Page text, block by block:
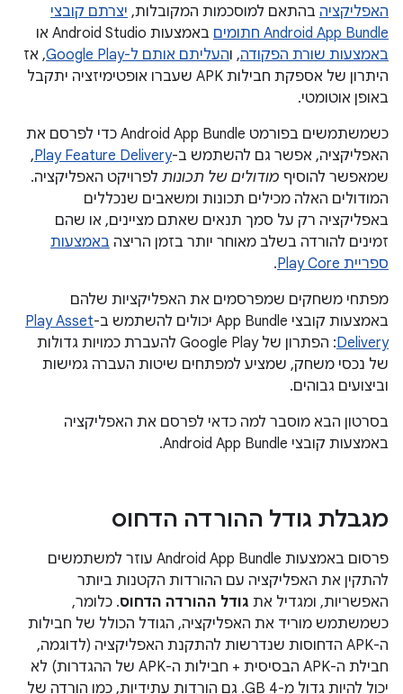
האפליקציה בהתאם למוסכמות המקובלות, יצרתם קובצי
Android App Bundle חתומים
באמצעות Android Studio או
באמצעות שורת הפקודה, והעליתם אותם ל-Google Play
, אז
היתרון של אספקת חבילות APK שעברו אופטימיזציה יתקבל
באופן אוטומטי.
כשמשתמשים בפורמט Android App Bundle כדי לפרסם את
האפליקציה, אפשר גם להשתמש ב-Play Feature Delivery
,
שמאפשר להוסיף מודולים של תכונות לפרויקט האפליקציה.
המודולים האלה מכילים תכונות ומשאבים שנכללים
באפליקציה רק על סמך תנאים שאתם מציינים, או שהם
זמינים להורדה בשלב מאוחר יותר בזמן הריצה באמצעות
ספריית Play Core
.
מפתחי משחקים שמפרסמים את האפליקציות שלהם
באמצעות קובצי App Bundle יכולים להשתמש ב-
Play Asset
Delivery
: הפתרון של Google Play להעברת כמויות גדולות
של נכסי משחק, שמציע למפתחים שיטות העברה גמישות
וביצועים גבוהים.
בסרטון הבא מוסבר למה כדאי לפרסם את האפליקציה
באמצעות קובצי Android App Bundle.
מגבלת גודל ההורדה הדחוס
פרסום באמצעות Android App Bundle עוזר למשתמשים
להתקין את האפליקציה עם ההורדות הקטנות ביותר
האפשריות, ומגדיל את גודל ההורדה הדחוס. כלומר,
כשמשתמש מוריד את האפליקציה, הגודל הכולל של חבילות
ה-APK הדחוסות שנדרשות להתקנת האפליקציה (לדוגמה,
חבילת ה-APK הבסיסית + חבילות ה-APK של ההגדרות) לא
יכול להיות גדול מ-4 GB. גם הורדות עתידיות, כמו הורדה של